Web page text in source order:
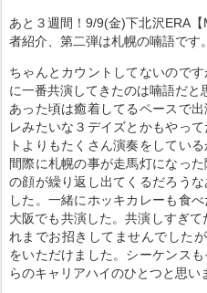
あと３週間！9/9(金)下北沢ERA
者紹介、第二弾は札幌の喃語です。
ちゃんとカウントしてないので
に一番共演してきたのは喃語だ
あった頃は癒着してるペースで
レみたいな３デイズとかもやっ
トよりもたくさん演奏をしてい
間際に札幌の事が走馬灯になっ
の顔が繰り返し出てくるだろう
した。一緒にホッキカレーも食
大阪でも共演した。共演しすぎ
れまでお招きしてませんでした
をいただけました。シーケンス
らのキャリアハイのひとつと思い